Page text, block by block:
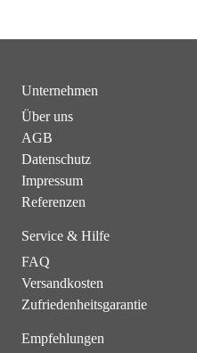
Unternehmen
Über uns
AGB
Datenschutz
Impressum
Referenzen
Service & Hilfe
FAQ
Versandkosten
Zufriedenheitsgarantie
Empfehlungen